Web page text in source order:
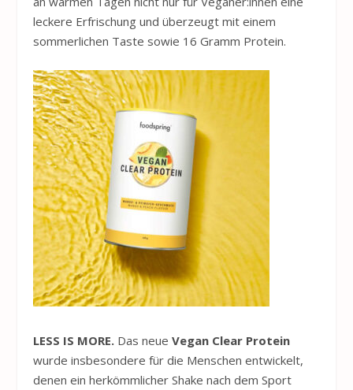
leckere Erfrischung und überzeugt mit einem
sommerlichen Taste sowie 16 Gramm Protein.
LESS IS MORE. Das neueVegan Clear Protein
wurde insbesondere für die Menschen entwickelt,
denen ein herkömmlicher Shake nach dem Sport